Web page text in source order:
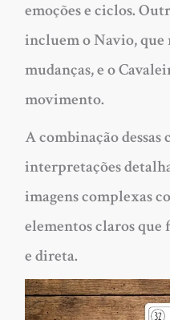
emoções e ciclos.
incluem o Navio, que
mudanças, e o
movimento.
A combinação
interpretações
imagens complexas
elementos claros
e direta.